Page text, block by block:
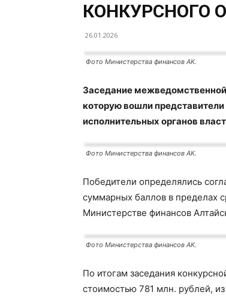
КОНКУРСНОГО
26.01.2026
Фото Министерства финансов АК.
Заседание
которую вошли
исполнительных органов
Фото Министерства финансов АК.
Победители определялись
суммарных баллов в пределах
Министерстве финансов
Фото Министерства финансов АК.
По итогам заседания
стоимостью 781 млн. рублей,